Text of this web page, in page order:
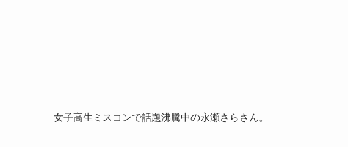
女子高生ミスコンで話題沸騰中の永瀬さらさん。